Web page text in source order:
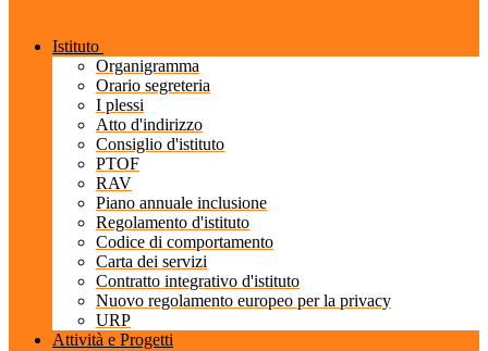
Istituto
Organigramma
Orario segreteria
I plessi
Atto d'indirizzo
Consiglio d'istituto
PTOF
RAV
Piano annuale inclusione
Regolamento d'istituto
Codice di comportamento
Carta dei servizi
Contratto integrativo d'istituto
Nuovo regolamento europeo per la privacy
URP
Attività e Progetti